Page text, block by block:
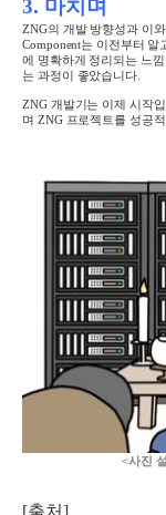
3. 마치며
ZNG의 개발 방향성과 이
Component는 이전부터
에 명확하게 정리되는 느
는 과정이 좋았습니다.
ZNG 개발기는 이제 시작
며 ZNG 프로젝트를 성공
<사진